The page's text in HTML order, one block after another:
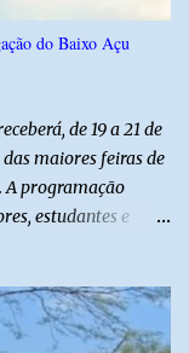
do Baixo Açu
de 19 a 21 de
maiores feiras de
A programação
estudantes e
das atividades
No dia 20 de